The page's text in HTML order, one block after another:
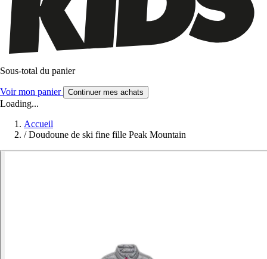
Sous-total du panier
Voir mon panier Continuer mes achats
Loading...
Accueil
/ Doudoune de ski fine fille Peak Mountain